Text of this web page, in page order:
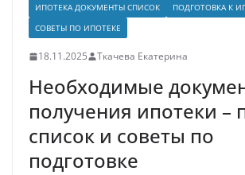
ИПОТЕКА ДОКУМЕНТЫ СПИСОК
ПОДГОТОВКА К
СОВЕТЫ ПО ИПОТЕКЕ
18.11.2025 Ткачева Екатерина
Необходимые
получения ипотеки –
список и советы по
подготовке